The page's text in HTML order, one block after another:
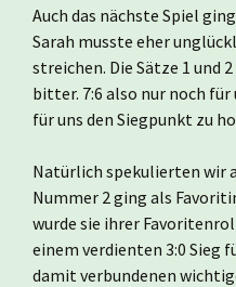
Auch das nächste Spiel
Sarah musste eher
streichen. Die Sätze 1 und
bitter. 7:6 also nur noch für
für uns den Siegpunkt zu
Natürlich spekulierten wir
Nummer 2 ging als
wurde sie ihrer
einem verdienten 3:0 Sieg
damit verbundenen